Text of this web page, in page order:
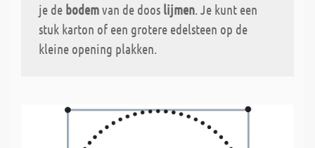
je de bodemvan de doos lijmen. Je kunt een
stuk karton of een grotere edelsteen op de
kleine opening plakken.